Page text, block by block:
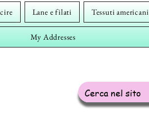
Lane e filati Tessuti americani
My Addresses